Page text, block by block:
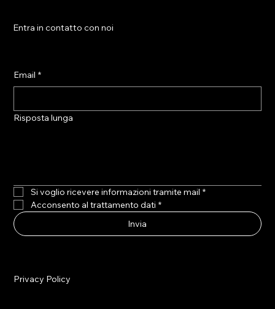
Entra in contatto con noi
Email *
Risposta lunga
Si voglio ricevere informazioni tramite mail *
Acconsento al trattamento dati *
Invia
Privacy Policy